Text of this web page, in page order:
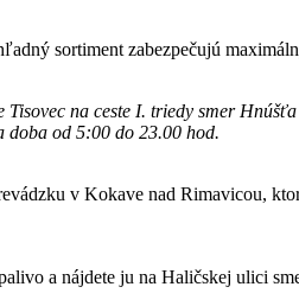
sortiment zabezpečujú
na ceste I. triedy smer
doba od 5:00 do 23.00 hod.
v Kokave nad Rimavicou,
a nájdete ju na Haličskej ulici